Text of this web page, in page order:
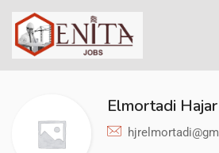
Elmortadi Hajar